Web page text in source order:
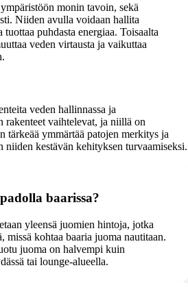
monin tavoin, sekä
Niiden avulla voidaan hallita
puhdasta energiaa. Toisaalta
veden virtausta ja vaikuttaa
veden hallinnassa ja
rakenteet vaihtelevat, ja niillä on
tärkeää ymmärtää patojen merkitys ja
niiden kestävän kehityksen turvaamiseksi.
baarissa?
yleensä juomien hintoja, jotka
missä kohtaa baaria juoma nautitaan.
juoma on halvempi kuin
tai lounge-alueella.